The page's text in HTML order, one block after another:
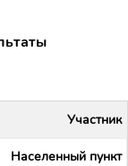
Участник
Населенный пункт